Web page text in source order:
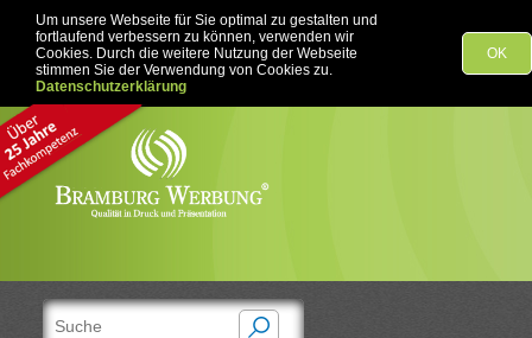
Um unsere Webseite für Sie optimal zu gestalten und
fortlaufend verbessern zu können, verwenden wir
Cookies. Durch die weitere Nutzung der Webseite
stimmen Sie der Verwendung von Cookies zu.
Datenschutzerklärung
OK